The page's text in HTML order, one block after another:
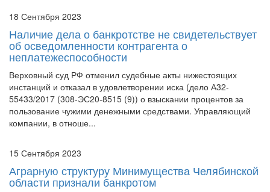
об осведомленности контрагента о
неплатежеспособности
Верховный суд РФ отменил судебные акты нижестоящих
инстанций и отказал в удовлетворении иска (дело А32-
55433/2017 (308-ЭС20-8515 (9)) о взыскании процентов за
пользование чужими денежными средствами. Управляющий
компании, в отноше...
15 Сентября 2023
области признали банкротом
«Продовольственная корпорация Челябинской области» (ГУП)
была признана несостоятельной. Решение по делу (№А76-